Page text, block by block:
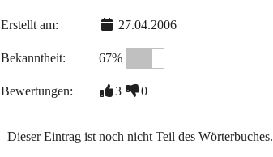
Erstellt am: 27.04.2006
Bekanntheit: 67%
Bewertungen: 3 0
Dieser Eintrag ist noch nicht Teil des Wörterbuches.